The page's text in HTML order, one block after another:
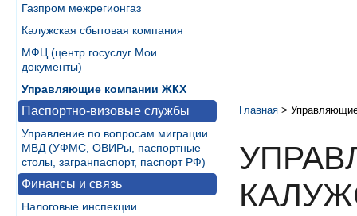
Газпром межрегионгаз
Калужская сбытовая компания
МФЦ (центр госуслуг Мои
документы)
Управляющие компании ЖКХ
Паспортно-визовые службы
Управление по вопросам миграции
МВД (УФМС, ОВИРы, паспортные
столы, загранпаспорт, паспорт РФ)
Финансы и связь
Налоговые инспекции
Главная >